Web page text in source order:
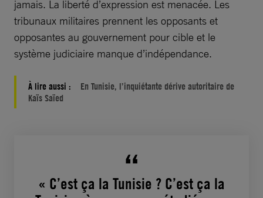
jamais. La liberté d’expression est menacée. Les
tribunaux militaires prennent les opposants et
opposantes au gouvernement pour cible et le
système judiciaire manque d’indépendance.
À lire aussi :
En Tunisie, l’inquiétante dérive autoritaire de
Kaïs Saïed
« C’est ça la Tunisie ? C’est ça la